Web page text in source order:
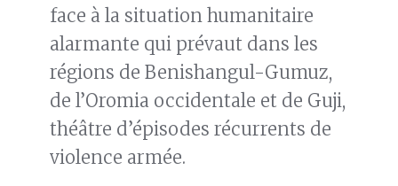
face à la situation humanitaire
alarmante qui prévaut dans les
régions de Benishangul-Gumuz,
de l’Oromia occidentale et de Guji,
théâtre d’épisodes récurrents de
violence armée.